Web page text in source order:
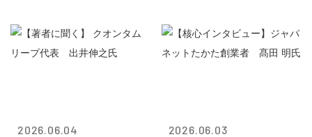
2026.06.04 2026.06.03